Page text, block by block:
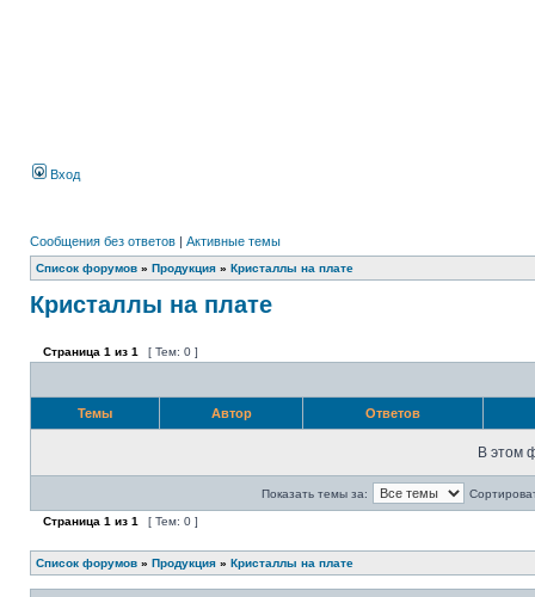
Вход
Сообщения без ответов | Активные темы
Список форумов » Продукция » Кристаллы на плате
Кристаллы на плате
Страница 1 из 1 [ Тем: 0 ]
Темы Автор Ответов
В этом
Показать темы за:
Страница 1 из 1 [ Тем: 0 ]
Список форумов » Продукция » Кристаллы на плате